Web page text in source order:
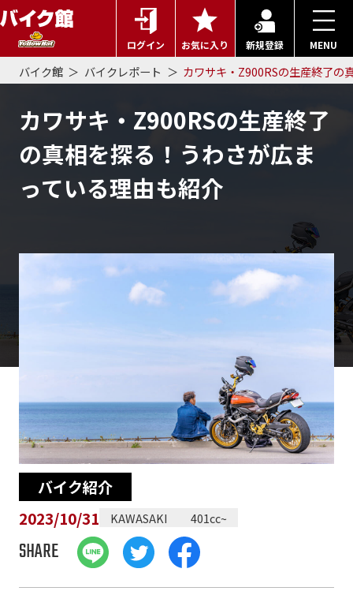
ログイン お気に入り 新規登録 MENU
バイク館 バイクレポート カワサキ・Z900RSの生産終了の
カワサキ・Z900RSの生産終了
の真相を探る！うわさが広ま
っている理由も紹介
バイク紹介
2023/10/31
KAWASAKI 401cc~
SHARE